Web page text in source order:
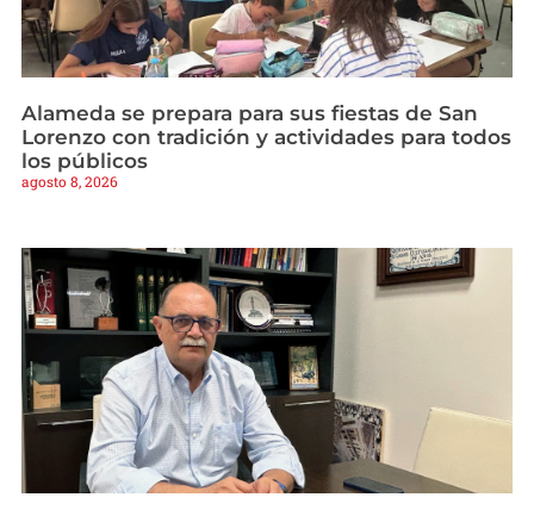
Alameda se prepara para sus fiestas de San
Lorenzo con tradición y actividades para todos
los públicos
agosto 8, 2026